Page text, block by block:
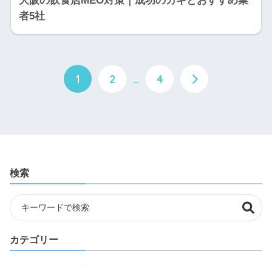
者5社
1 2 … 4
検索
カテゴリー